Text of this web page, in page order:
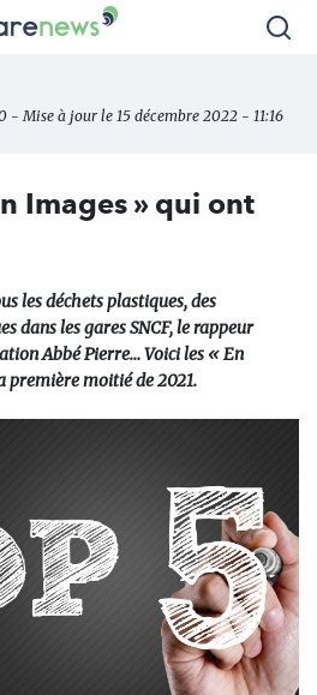
- Mise à jour le 15 décembre 2022 - 11:16
Images » qui ont
les déchets plastiques, des
dans les gares SNCF, le rappeur
Abbé Pierre… Voici les « En
première moitié de 2021.